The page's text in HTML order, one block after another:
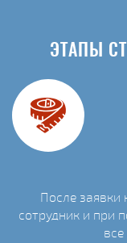
ЭТАПЫ
После заявки
сотрудник и при